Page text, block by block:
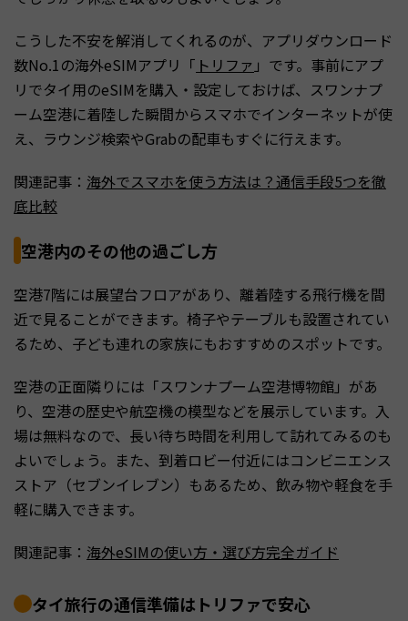
こうした不安を解消してくれるのが、アプリダウンロード
数No.1の海外eSIMアプリ「 トリファ 」です。事前にアプ
リでタイ用のeSIMを購入・設定しておけば、スワンナプ
ーム空港に着陸した瞬間からスマホでインターネットが使
え、ラウンジ検索やGrabの配車もすぐに行えます。
関連記事： 海外でスマホを使う方法は？通信手段5つを徹
底比較
空港内のその他の過ごし方
空港7階には展望台フロアがあり、離着陸する飛行機を間
近で見ることができます。椅子やテーブルも設置されてい
るため、子ども連れの家族にもおすすめのスポットです。
空港の正面隣りには「スワンナプーム空港博物館」があ
り、空港の歴史や航空機の模型などを展示しています。入
場は無料なので、長い待ち時間を利用して訪れてみるのも
よいでしょう。また、到着ロビー付近にはコンビニエンス
ストア（セブンイレブン）もあるため、飲み物や軽食を手
軽に購入できます。
関連記事： 海外eSIMの使い方・選び方完全ガイド
タイ旅行の通信準備はトリファで安心